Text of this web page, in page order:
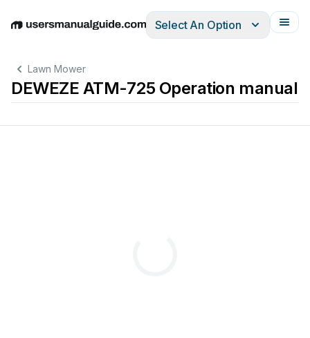
EnglishDeutschEspañolItalianoFrançais
Select An Option
Lawn Mower
DEWEZE ATM-725 Operation manual